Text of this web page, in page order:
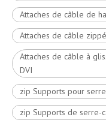
Attaches de câble de
Attaches de câble
Attaches de câble à
DVI
zip Supports pour
zip Supports de serre-